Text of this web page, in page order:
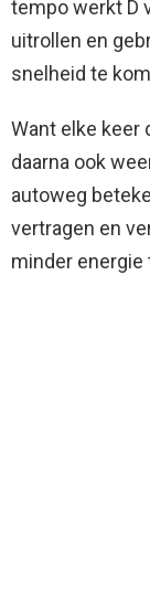
tempo werkt D
uitrollen en
snelheid te
Want elke keer
daarna ook
autoweg
vertragen en
minder energie